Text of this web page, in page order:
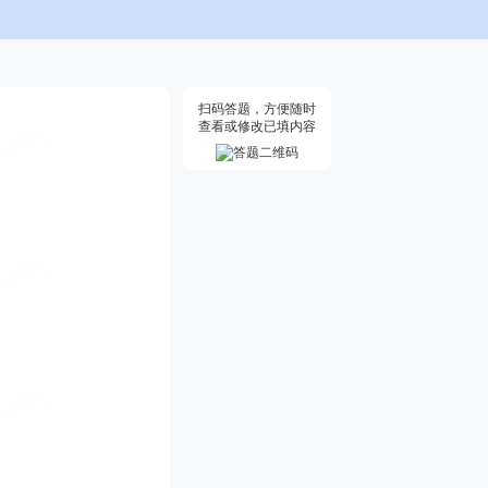
扫码答题，方便随时
查看或修改已填内容